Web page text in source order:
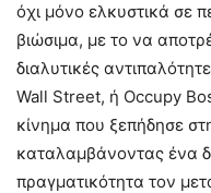
όχι μόνο ελκυστικά σε
βιώσιμα, με το να
διαλυτικές
Wall Street, ή Occupy
κίνημα που ξεπήδησε
καταλαμβάνοντας ένα
πραγματικότητα τον